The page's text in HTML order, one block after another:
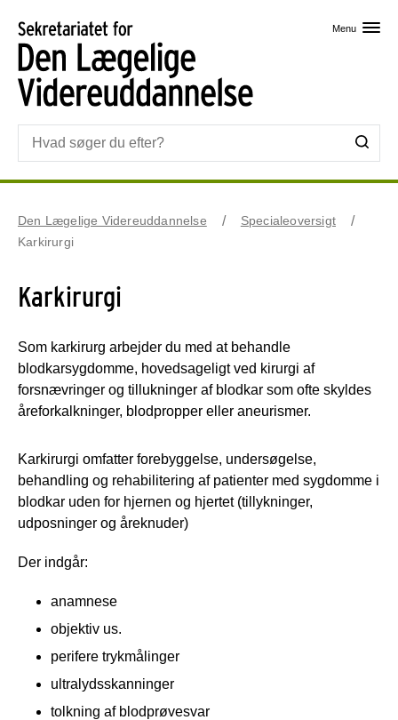
Menu
Den Lægelige Videreuddannelse
Specialeoversigt
Karkirurgi
Karkirurgi
Som karkirurg arbejder du med at behandle
blodkarsygdomme, hovedsageligt ved kirurgi af
forsnævringer og tillukninger af blodkar som ofte skyldes
åreforkalkninger, blodpropper eller aneurismer.
Karkirurgi omfatter forebyggelse, undersøgelse,
behandling og rehabilitering af patienter med sygdomme i
blodkar uden for hjernen og hjertet (tillykninger,
udposninger og åreknuder)
Der indgår:
anamnese
objektiv us.
perifere trykmålinger
ultralydsskanninger
tolkning af blodprøvesvar